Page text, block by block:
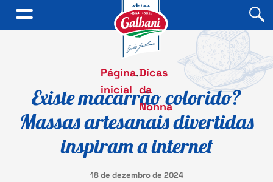
Página
inicial
.Dicas
da
Nonna
Existe macarrão colorido?
Massas artesanais divertidas
inspiram a internet
18 de dezembro de 2024